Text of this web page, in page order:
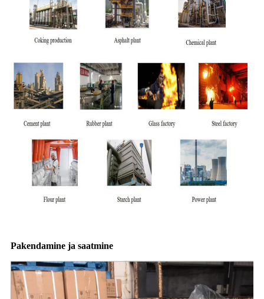
Pakendamine ja saatmine